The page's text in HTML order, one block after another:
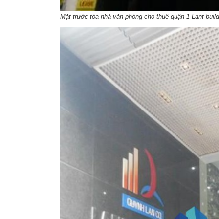
Mặt trước tòa nhà văn phòng cho thuê quận 1 Lant